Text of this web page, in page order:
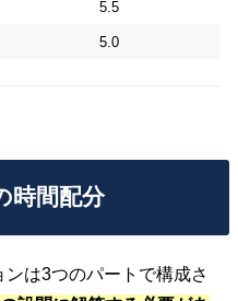
5.5
5.0
時間配分
は3つのパートで構成さ